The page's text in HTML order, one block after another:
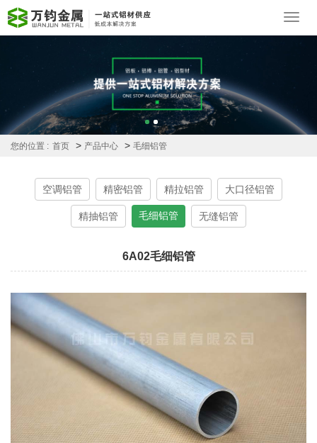
您的位置 : 首页 > 产品中心 > 毛细铝管
空调铝管 精密铝管 精拉铝管 大口径铝管
精抽铝管 毛细铝管 无缝铝管
6A02毛细铝管